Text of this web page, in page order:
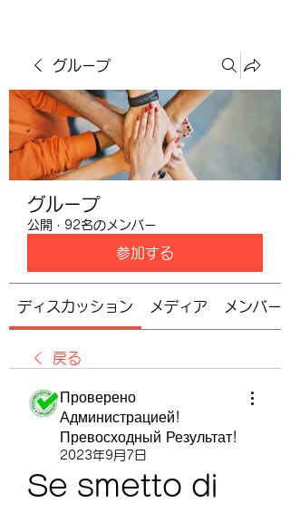
グループ
グループ
公開 · 92名のメンバー
参加する
ディスカッション メディア メンバー
戻る
Проверено
Администрацией!
Превосходный Результат!
2023年9月7日
Se smetto di